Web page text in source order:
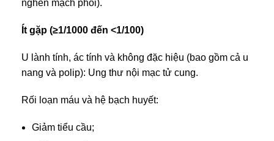
nghẽn mạch phổi).
Ít gặp (≥1/1000 đến <1/100)
U lành tính, ác tính và không đặc hiệu (bao gồm cả u
nang và polip): Ung thư nội mạc tử cung.
Rối loạn máu và hệ bạch huyết:
Giảm tiểu cầu;